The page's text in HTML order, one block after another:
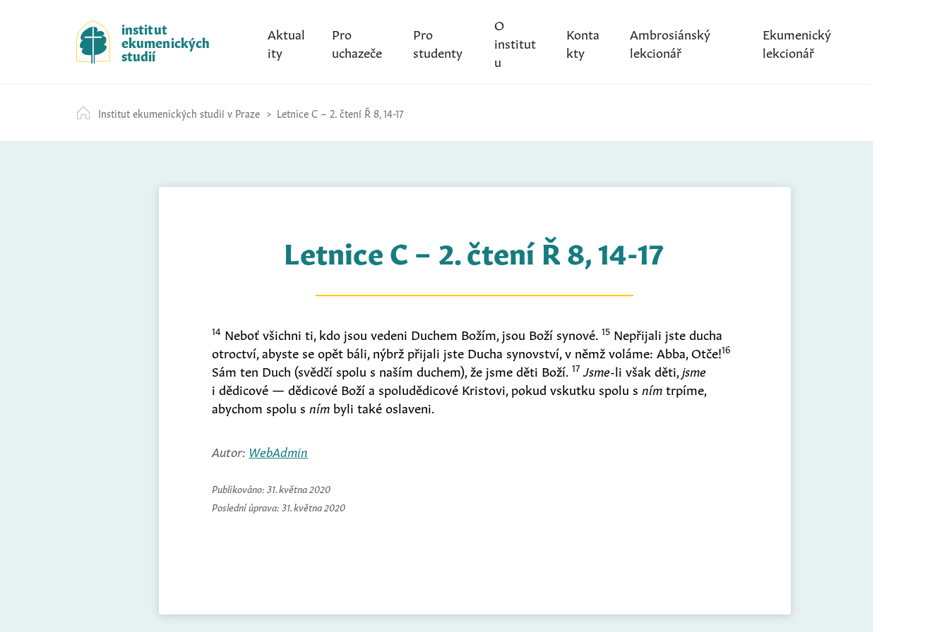
k
i
p
t
c
o
institut
ekumenických
studií
Aktual
ity
Pro
uchazeče
Pro
studenty
O
institut
u
Konta
kty
Ambrosiánský
lekcionář
Ekumenický
lekcionář
Institut ekumenických studií v Praze Letnice C – 2. čtení Ř 8, 14-17
Letnice C – 2. čtení Ř 8, 14-17
14 Neboť všichni ti, kdo jsou vedeni Duchem Božím, jsou Boží synové.15 Nepřijali jste ducha
otroctví, abyste se opět báli, nýbrž přijali jste Ducha synovství, v němž voláme: Abba, Otče!16
Sám ten Duch(svědčí spolu s naším duchem), že jsme děti Boží.17 Jsme-li však děti, jsme
i dědicové — dědicové Boží a spoludědicové Kristovi, pokud vskutku spolu s nímtrpíme,
abychom spolu s ním byli také oslaveni.
Autor: WebAdmin
Publikováno: 31. května 2020
Poslední úprava: 31. května 2020